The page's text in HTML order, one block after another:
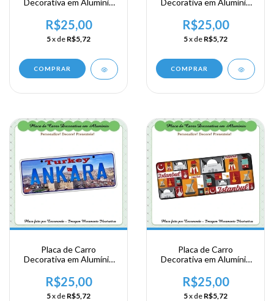
Decorativa em Alumínio
Viagem a Istanbul ns
Turquia
R$25,00
5x de R$5,72
COMPRAR
Decorativa em Alumínio
Viagem a Istanbul ns
Turquia
R$25,00
5x de R$5,72
COMPRAR
Placa de Carro
Decorativa em Alumínio
Viagem a Ankara na
Turquia
R$25,00
5x de R$5,72
Placa de Carro
Decorativa em Alumínio
Viagem a Istanbul ns
Turquia
R$25,00
5x de R$5,72